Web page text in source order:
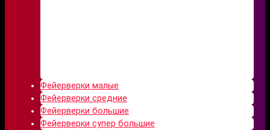
Фейерверки малые
Фейерверки средние
Фейерверки большие
Фейерверки супер большие